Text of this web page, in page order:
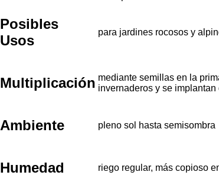
Posibles
Usos
para jardines rocosos y
Multiplicación mediante semillas en la
invernaderos y se
Ambiente pleno sol hasta semisombra
Humedad riego regular, más copioso